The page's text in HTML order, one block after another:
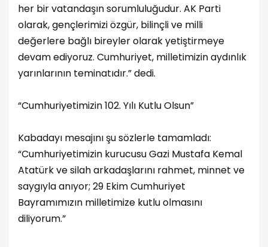
her bir vatandaşın sorumluluğudur. AK Parti
olarak, gençlerimizi özgür, bilinçli ve milli
değerlere bağlı bireyler olarak yetiştirmeye
devam ediyoruz. Cumhuriyet, milletimizin aydınlık
yarınlarının teminatıdır.” dedi.
“Cumhuriyetimizin 102. Yılı Kutlu Olsun”
Kabadayı mesajını şu sözlerle tamamladı:
“Cumhuriyetimizin kurucusu Gazi Mustafa Kemal
Atatürk ve silah arkadaşlarını rahmet, minnet ve
saygıyla anıyor; 29 Ekim Cumhuriyet
Bayramımızın milletimize kutlu olmasını
diliyorum.”